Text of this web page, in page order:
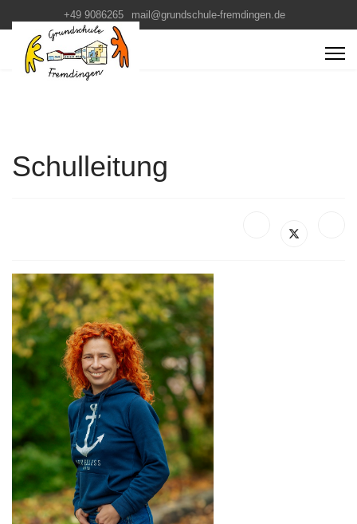
+49 9086265 mail@grundschule-fremdingen.de
Schulleitung